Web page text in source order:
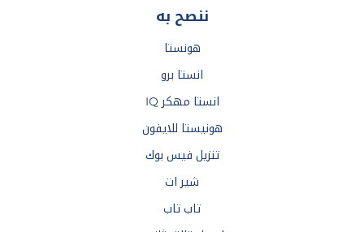
ننصح به
هونستا
انستا برو
انستا مهكر IQ
هونيستا للايفون
تنزيل فيس بوك
شير ات
تاب تاب